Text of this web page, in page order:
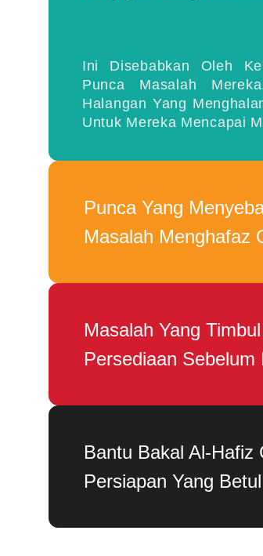
Ini Disebabkan Oleh
Punca Masalah
Halangan Yang
Untuk Mereka Mencapai
Punca Yang
Masalah Menghafaz
Masalah Yang
Persediaan Sebelum
Bantu Bakal Al-Hafiz
Persiapan Yang Betul